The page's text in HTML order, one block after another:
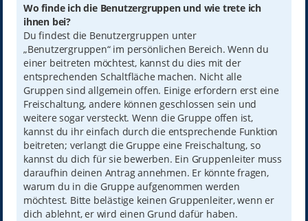
Wo finde ich die Benutzergruppen und wie trete ich
ihnen bei?
Du findest die Benutzergruppen unter
„Benutzergruppen“ im persönlichen Bereich. Wenn du
einer beitreten möchtest, kannst du dies mit der
entsprechenden Schaltfläche machen. Nicht alle
Gruppen sind allgemein offen. Einige erfordern erst eine
Freischaltung, andere können geschlossen sein und
weitere sogar versteckt. Wenn die Gruppe offen ist,
kannst du ihr einfach durch die entsprechende Funktion
beitreten; verlangt die Gruppe eine Freischaltung, so
kannst du dich für sie bewerben. Ein Gruppenleiter muss
daraufhin deinen Antrag annehmen. Er könnte fragen,
warum du in die Gruppe aufgenommen werden
möchtest. Bitte belästige keinen Gruppenleiter, wenn er
dich ablehnt, er wird einen Grund dafür haben.